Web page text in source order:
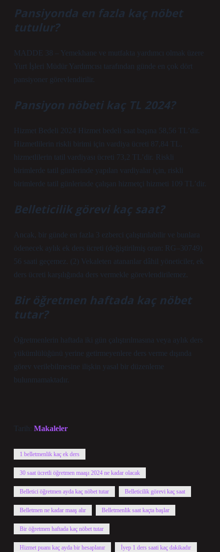
Pansiyonda en fazla kaç nöbet
tutulur?
MADDE 38 – Yemekhane ve mutfakta yardımcı olmak üzere
Yurt İşleri Müdür Yardımcısı tarafından günde en çok dört
pansiyoner görevlendirilir.
Pansiyon nöbeti kaç TL 2024?
Hizmet Bedeli 2024 Hizmet bedeli saat başına 58,56 TL’dir.
Hizmetlilerin riskli birimi için vardiya ücreti 87,84 TL,
hizmetlilerin tatil vardiyası ücreti 73,2 TL’dir. Riskli
birimlerde tatil günlerinde yapılan vardiyalar için, riskli
birimlerde tatil günlerinde çalışan hizmetçi hizmeti 109 TL’dir.
Belleticilik görevi kaç saat?
Ancak, bir günde en fazla 3 ezberci çalıştırılabilir ve bunlara
ödenecek aylık ek ders ücreti (değiştirilmiş oran: RG–30749)
56 saati geçemez. (2) Vekaleten atananlar dâhil yöneticiler, ek
ders ücreti karşılığında ders vermekle görevlendirilemez.
Bir öğretmen haftada kaç nöbet
tutar?
Öğretmenlerin haftada iki gün çalıştırılmasına veya aylık ders
yükümlülüğünü yerine getirmeyenlere ders verme dışında
görev verilebilmesine ilişkin yasal bir düzenleme
bulunmamaktadır.
Tarih: Makaleler
1 belletmenlik kaç ek ders
30 saat ücretli öğretmen maaşı 2024 ne kadar olacak
Belletici öğretmen ayda kaç nöbet tutar Belleticilik görevi kaç saat
Belletmen ne kadar maaş alır Belletmenlik saat kaçta başlar
Bir öğretmen haftada kaç nöbet tutar
Hizmet puanı kaç ayda bir hesaplanır İyep 1 ders saati kaç dakikadır